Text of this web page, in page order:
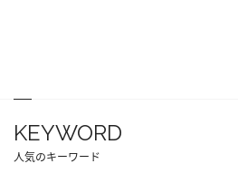
KEYWORD
人気のキーワード